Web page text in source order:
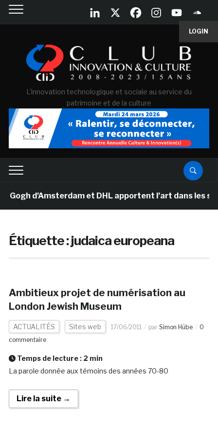
LOGIN
L'innovation technologique et sociale au service du
patrimoine et de la culture
d’Amsterdam et DHL apportent l’art dans les
Étiquette :judaica europeana
Ambitieux projet de numérisation au
London Jewish Museum
ACTUALITÉS Sites web 17/06/2011 par Simon Hübe
0
commentaire
Temps de lecture : 2 min
La parole donnée aux témoins des années 70-80
Lire la suite →